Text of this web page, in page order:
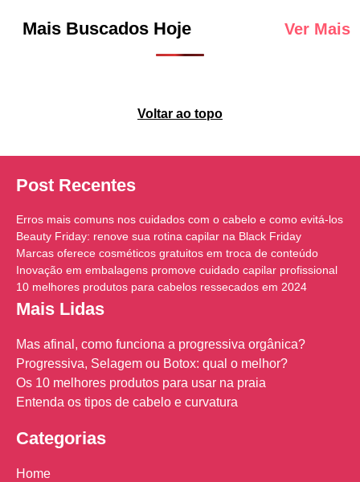
Mais Buscados Hoje Ver Mais
Voltar ao topo
Post Recentes
Erros mais comuns nos cuidados com o cabelo e como evitá-los
Beauty Friday: renove sua rotina capilar na Black Friday
Marcas oferece cosméticos gratuitos em troca de conteúdo
Inovação em embalagens promove cuidado capilar profissional
10 melhores produtos para cabelos ressecados em 2024
Mais Lidas
Mas afinal, como funciona a progressiva orgânica?
Progressiva, Selagem ou Botox: qual o melhor?
Os 10 melhores produtos para usar na praia
Entenda os tipos de cabelo e curvatura
Categorias
Home